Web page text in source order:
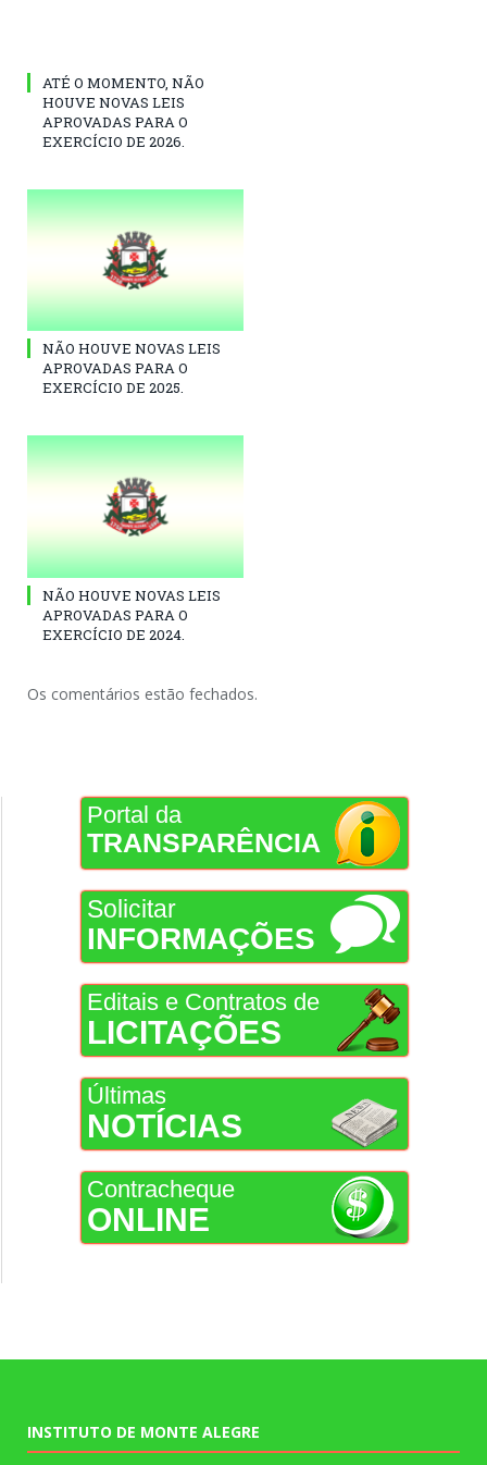
ATÉ O MOMENTO, NÃO
HOUVE NOVAS LEIS
APROVADAS PARA O
EXERCÍCIO DE 2026.
NÃO HOUVE NOVAS LEIS
APROVADAS PARA O
EXERCÍCIO DE 2025.
NÃO HOUVE NOVAS LEIS
APROVADAS PARA O
EXERCÍCIO DE 2024.
Os comentários estão fechados.
Portal da
TRANSPARÊNCIA
Solicitar
INFORMAÇÕES
Editais e Contratos de
LICITAÇÕES
Últimas
NOTÍCIAS
Contracheque
ONLINE
INSTITUTO DE MONTE ALEGRE